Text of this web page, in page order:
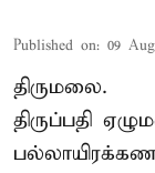
Published on: 09
திருமலை.
திருப்பதி